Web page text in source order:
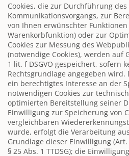
Cookies, die zur Durchführung
Kommunikationsvorgangs, zur
von Ihnen erwünschter Funktionen
Warenkorbfunktion) oder zur
Cookies zur Messung des
(notwendige Cookies), werden auf
1 lit. f DSGVO gespeichert, sofern
Rechtsgrundlage angegeben
ein berechtigtes Interesse an der
notwendigen Cookies zur
optimierten Bereitstellung seiner
Einwilligung zur Speicherung von
vergleichbaren
wurde, erfolgt die Verarbeitung
Grundlage dieser Einwilligung (Art.
§ 25 Abs. 1 TTDSG); die